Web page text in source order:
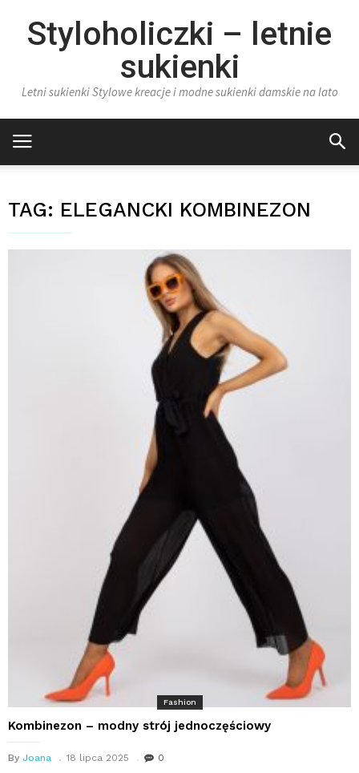
Styloholiczki – letnie
sukienki
Letni sukienki Stylowe kreacje i modne sukienki damskie na lato
TAG: ELEGANCKI KOMBINEZON
Fashion
Kombinezon – modny strój jednoczęściowy
By Joana 18 lipca 2025 0